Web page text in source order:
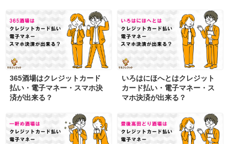
365酒場はクレジットカード
払い・電子マネー・スマホ決
済が出来る？
いろはにほへとはクレジット
カード払い・電子マネー・ス
マホ決済が出来る？